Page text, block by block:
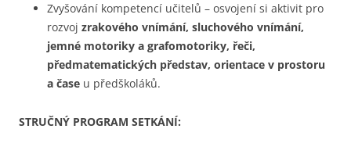
Zvyšování kompetencí učitelů – osvojení si aktivit pro
rozvoj zrakového vnímání, sluchového vnímání,
jemné motoriky a grafomotoriky, řeči,
předmatematických představ, orientace v prostoru
a čase u předškoláků.
STRUČNÝ PROGRAM SETKÁNÍ: